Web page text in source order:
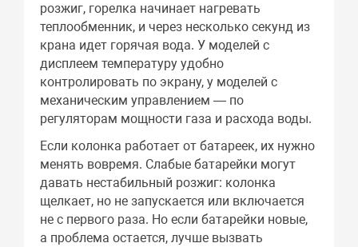
розжиг, горелка начинает нагревать
теплообменник, и через несколько секунд из
крана идет горячая вода. У моделей с
дисплеем температуру удобно
контролировать по экрану, у моделей с
механическим управлением — по
регуляторам мощности газа и расхода воды.
Если колонка работает от батареек, их нужно
менять вовремя. Слабые батарейки могут
давать нестабильный розжиг: колонка
щелкает, но не запускается или включается
не с первого раза. Но если батарейки новые,
а проблема остается, лучше вызвать